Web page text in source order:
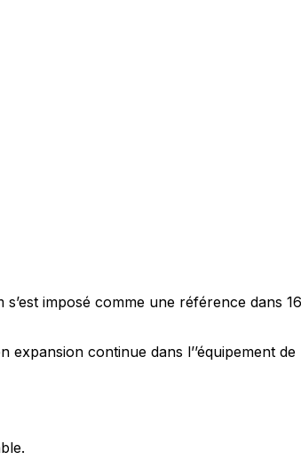
imposé comme une référence dans
continue dans l’’équipement de